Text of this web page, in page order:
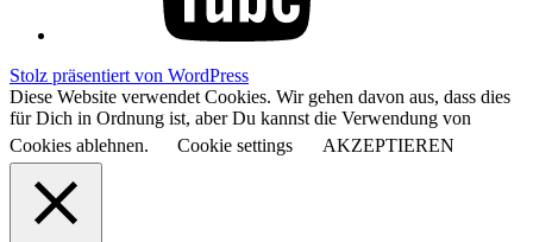
Stolz präsentiert von WordPress
Diese Website verwendet Cookies. Wir gehen davon aus, dass dies
für Dich in Ordnung ist, aber Du kannst die Verwendung von
Cookies ablehnen.
Cookie settings AKZEPTIEREN